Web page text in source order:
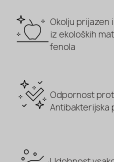
Okolju prijazen
iz ekoloških
fenola
Odpornost
Antibakterijska